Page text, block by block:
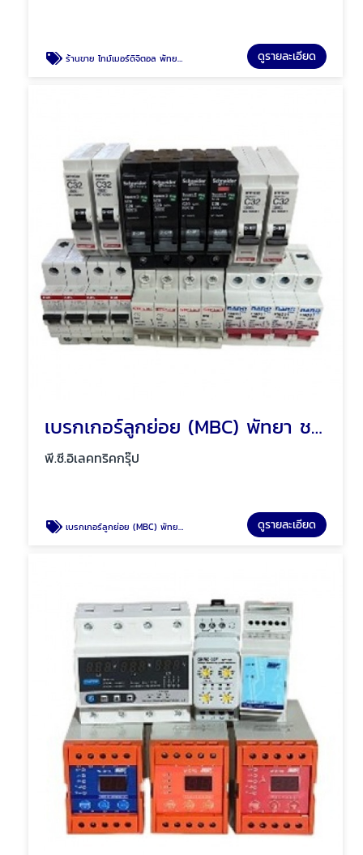
ร้านขาย ไทม์เมอร์ดิจิตอล พัทยา ชลบุรี ดูรายละเอียด
เบรกเกอร์ลูกย่อย (MBC) พัทยา ชลบุรี
พี.ซี.อิเลคทริคกรุ๊ป
เบรกเกอร์ลูกย่อย (MBC) พัทยา ชลบุรี ดูรายละเอียด